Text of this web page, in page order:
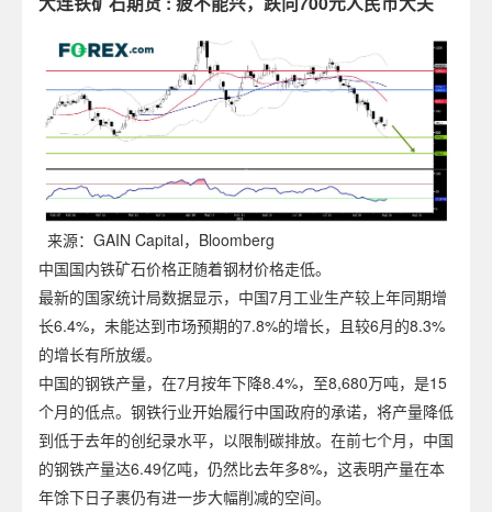
来源：GAIN Capital，Bloomberg
中国国内铁矿石价格正随着钢材价格走低。
最新的国家统计局数据显示，中国7月工业生产较上年同期增
长6.4%，未能达到市场预期的7.8%的增长，且较6月的8.3%
的增长有所放缓。
中国的钢铁产量，在7月按年下降8.4%，至8,680万吨，是15
个月的低点。钢铁行业开始履行中国政府的承诺，将产量降低
到低于去年的创纪录水平，以限制碳排放。在前七个月，中国
的钢铁产量达6.49亿吨，仍然比去年多8%，这表明产量在本
年馀下日子裹仍有进一步大幅削减的空间。